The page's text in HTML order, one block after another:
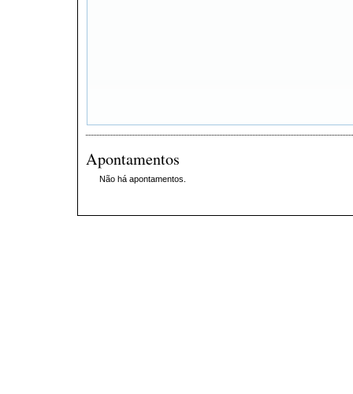
Apontamentos
Não há apontamentos.